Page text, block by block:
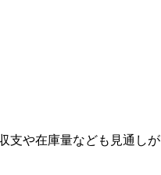
支や在庫量なども見通しが